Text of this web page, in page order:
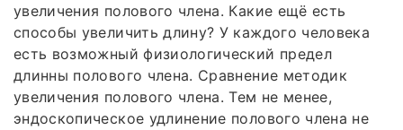
увеличения полового члена. Какие ещё есть
способы увеличить длину? У каждого человека
есть возможный физиологический предел
длинны полового члена. Сравнение методик
увеличения полового члена. Тем не менее,
эндоскопическое удлинение полового члена не